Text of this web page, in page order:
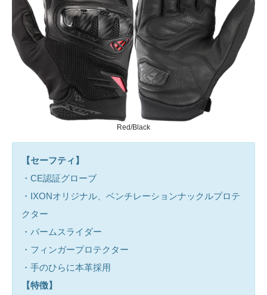
Red/Black
【セーフティ】
・CE認証グローブ
・IXONオリジナル、ベンチレーションナックルプロテ
クター
・パームスライダー
・フィンガープロテクター
・手のひらに本革採用
【特徴】